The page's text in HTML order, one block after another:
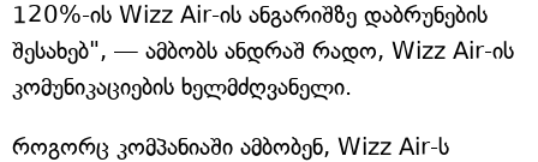
120%-ის Wizz Air-ის ანგარიშზე დაბრუნების
შესახებ", — ამბობს ანდრაშ რადო, Wizz Air-ის
კომუნიკაციების ხელმძღვანელი.
როგორც კომპანიაში ამბობენ, Wizz Air-ს